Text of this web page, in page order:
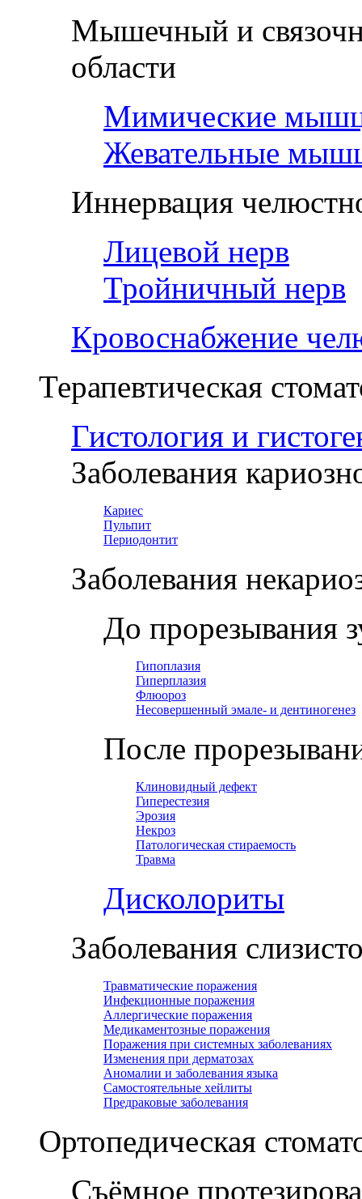
Мышечный и
области
Мимические
Жевательные
Иннервация
Лицевой нерв
Тройничный нерв
Кровоснабжение
Терапевтическая
Гистология и
Заболевания
Кариес
Пульпит
Периодонтит
Заболевания
До прорезывания
Гипоплазия
Гиперплазия
Флюороз
Несовершенный эмале- и дентиногенез
После
Клиновидный дефект
Гиперестезия
Эрозия
Некроз
Патологическая стираемость
Травма
Дисколориты
Заболевания
Травматические поражения
Инфекционные поражения
Аллергические поражения
Медикаментозные поражения
Поражения при системных заболеваниях
Изменения при дерматозах
Аномалии и заболевания языка
Самостоятельные хейлиты
Предраковые заболевания
Ортопедическая
Съёмное